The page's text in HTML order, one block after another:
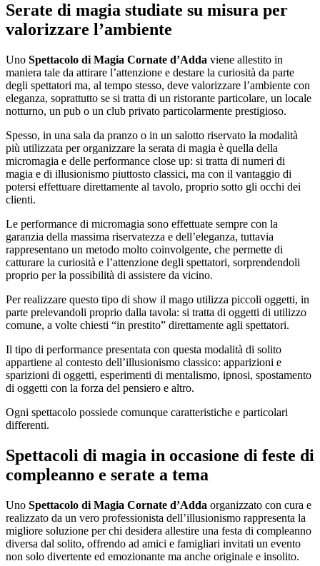
Serate di magia studiate su misura per
valorizzare l’ambiente
Uno Spettacolo di Magia Cornate d’Adda viene allestito in
maniera tale da attirare l’attenzione e destare la curiosità da parte
degli spettatori ma, al tempo stesso, deve valorizzare l’ambiente con
eleganza, soprattutto se si tratta di un ristorante particolare, un locale
notturno, un pub o un club privato particolarmente prestigioso.
Spesso, in una sala da pranzo o in un salotto riservato la modalità
più utilizzata per organizzare la serata di magia è quella della
micromagia e delle performance close up: si tratta di numeri di
magia e di illusionismo piuttosto classici, ma con il vantaggio di
potersi effettuare direttamente al tavolo, proprio sotto gli occhi dei
clienti.
Le performance di micromagia sono effettuate sempre con la
garanzia della massima riservatezza e dell’eleganza, tuttavia
rappresentano un metodo molto coinvolgente, che permette di
catturare la curiosità e l’attenzione degli spettatori, sorprendendoli
proprio per la possibilità di assistere da vicino.
Per realizzare questo tipo di show il mago utilizza piccoli oggetti, in
parte prelevandoli proprio dalla tavola: si tratta di oggetti di utilizzo
comune, a volte chiesti “in prestito” direttamente agli spettatori.
Il tipo di performance presentata con questa modalità di solito
appartiene al contesto dell’illusionismo classico: apparizioni e
sparizioni di oggetti, esperimenti di mentalismo, ipnosi, spostamento
di oggetti con la forza del pensiero e altro.
Ogni spettacolo possiede comunque caratteristiche e particolari
differenti.
Spettacoli di magia in occasione di feste di
compleanno e serate a tema
Uno Spettacolo di Magia Cornate d’Adda organizzato con cura e
realizzato da un vero professionista dell’illusionismo rappresenta la
migliore soluzione per chi desidera allestire una festa di compleanno
diversa dal solito, offrendo ad amici e famigliari invitati un evento
non solo divertente ed emozionante ma anche originale e insolito.